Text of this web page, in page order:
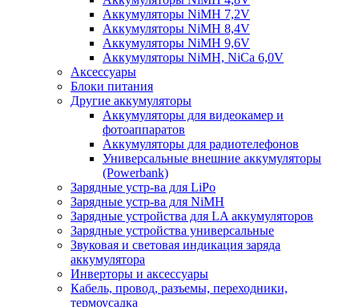
Аккумуляторы NiMH 7,2V
Аккумуляторы NiMH 8,4V
Аккумуляторы NiMH 9,6V
Аккумуляторы NiMH, NiCa 6,0V
Аксессуары
Блоки питания
Другие аккумуляторы
Аккумуляторы для видеокамер и
фотоаппаратов
Аккумуляторы для радиотелефонов
Универсальные внешние аккумуляторы
(Powerbank)
Зарядные устр-ва для LiPo
Зарядные устр-ва для NiMH
Зарядные устройства для LA аккумуляторов
Зарядные устройства универсальные
Звуковая и световая индикация заряда
аккумулятора
Инверторы и аксессуары
Кабель, провод, разъемы, переходники,
термоусадка